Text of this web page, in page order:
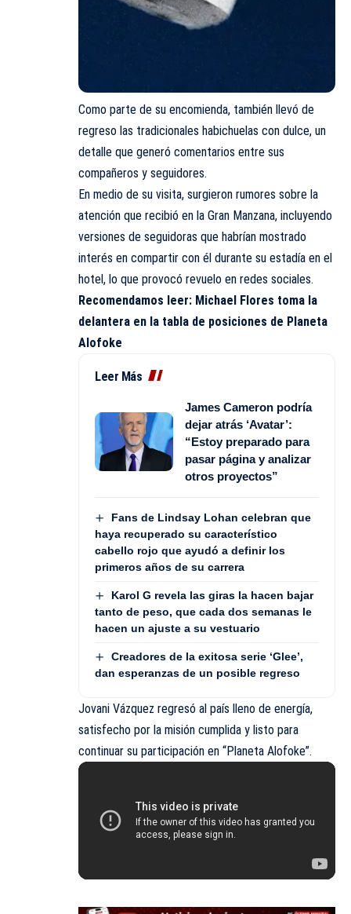
Como parte de su encomienda, también llevó de
regreso las tradicionales habichuelas con dulce, un
detalle que generó comentarios entre sus
compañeros y seguidores.
En medio de su visita, surgieron rumores sobre la
atención que recibió en la Gran Manzana, incluyendo
versiones de seguidoras que habrían mostrado
interés en compartir con él durante su estadía en el
hotel, lo que provocó revuelo en redes sociales.
Recomendamos leer: Michael Flores toma la
delantera en la tabla de posiciones de Planeta
Alofoke
Leer Más
James Cameron podría
dejar atrás ‘Avatar’:
“Estoy preparado para
pasar página y analizar
otros proyectos”
Fans de Lindsay Lohan celebran que
haya recuperado su característico
cabello rojo que ayudó a definir los
primeros años de su carrera
Karol G revela las giras la hacen bajar
tanto de peso, que cada dos semanas le
hacen un ajuste a su vestuario
Creadores de la exitosa serie ‘Glee’,
dan esperanzas de un posible regreso
Jovani Vázquez regresó al país lleno de energía,
satisfecho por la misión cumplida y listo para
continuar su participación en “Planeta Alofoke”.